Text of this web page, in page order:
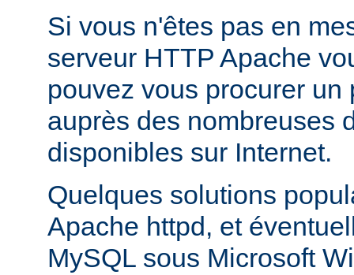
Si vous n'êtes pas en
serveur HTTP Apache
pouvez vous procurer un
auprès des nombreuses
disponibles sur Internet.
Quelques solutions
Apache httpd, et
MySQL sous Microsoft